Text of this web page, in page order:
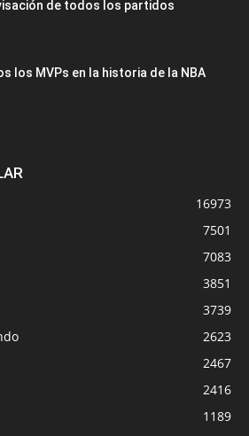
de todos los partidos
los MVPs en la historia de la NBA
16973
7501
7083
3851
3739
2623
2467
2416
1189